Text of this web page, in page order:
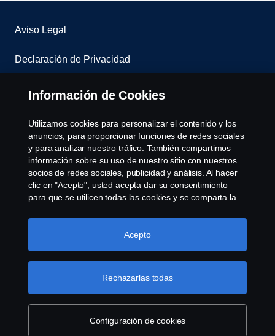
Aviso Legal
Declaración de Privacidad
Contáctenos
Sistema de denuncias
Política de Cookies
Cookie settings
© Copyright Scania 2026 All rights reserved. Scania
CV AB (publ), SE-151 87 Södertälje, Sweden, Tel:
+46-8-55 38 10 00, Fax: +46-8-55 38 10 37.
Información de Cookies
Utilizamos cookies para personalizar el contenido y los
anuncios, para proporcionar funciones de redes sociales
y para analizar nuestro tráfico. También compartimos
información sobre su uso de nuestro sitio con nuestros
socios de redes sociales, publicidad y análisis. Al hacer
clic en "Acepto", usted acepta dar su consentimiento
para que se utilicen todas las cookies y se comparta la
haciendo clic en "Configuración de cookies" y
seleccionando las categorías que desea aceptar. Para
Más información sobre su privacidad
Configuración de cookies
Rechazarlas todas
Acepto